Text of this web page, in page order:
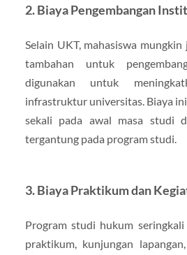
2. Biaya Pengembangan
Selain UKT, mahasiswa
tambahan untuk
digunakan untuk
infrastruktur universitas. Biaya
sekali pada awal masa studi
tergantung pada program studi.
3. Biaya Praktikum dan
Program studi hukum
praktikum, kunjungan